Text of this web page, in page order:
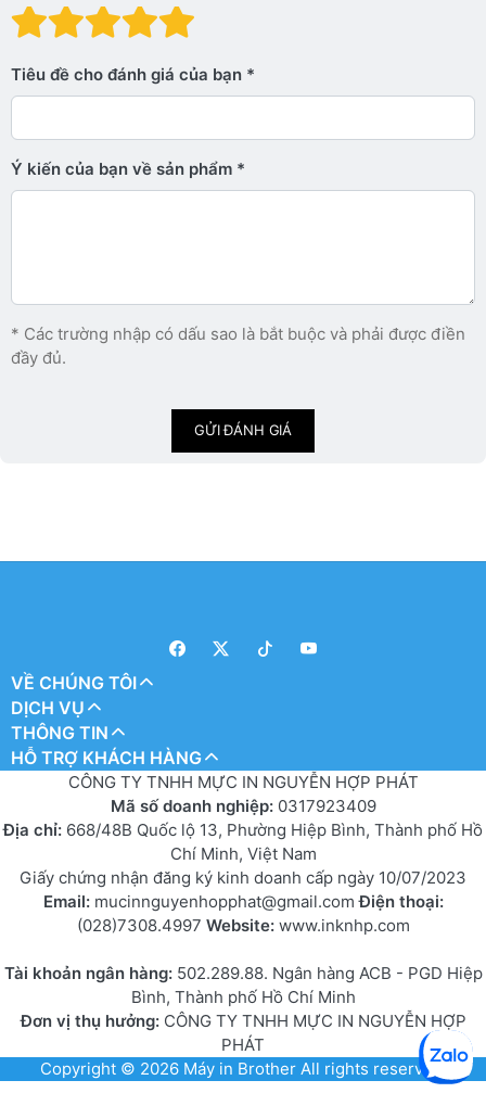
Đánh giá: 4 trên 5
Đánh giá: 3 trên 5 sao.
Đánh giá: 2 trên 5 sao.
Đánh giá: 1 trên 5 sao. Xấu
Tiêu đề cho đánh giá của bạn
Ý kiến ​​của bạn về sản phẩm
* Các trường nhập có dấu sao là bắt buộc và phải được điền
đầy đủ.
GỬI ĐÁNH GIÁ
VỀ CHÚNG TÔI
DỊCH VỤ
THÔNG TIN
HỖ TRỢ KHÁCH HÀNG
CÔNG TY TNHH MỰC IN NGUYỄN HỢP PHÁT
Mã số doanh nghiệp: 0317923409
Địa chỉ: 668/48B Quốc lộ 13, Phường Hiệp Bình, Thành phố Hồ
Chí Minh, Việt Nam
Giấy chứng nhận đăng ký kinh doanh cấp ngày 10/07/2023
Email: mucinnguyenhopphat@gmail.comĐiện thoại:
(028)7308.4997 Website: www.inknhp.com
Tài khoản ngân hàng: 502.289.88. Ngân hàng ACB - PGD Hiệp
Bình, Thành phố Hồ Chí Minh
Đơn vị thụ hưởng:CÔNG TY TNHH MỰC IN NGUYỄN HỢP
PHÁT
Copyright © 2026 Máy in BrotherAll rights reserved.